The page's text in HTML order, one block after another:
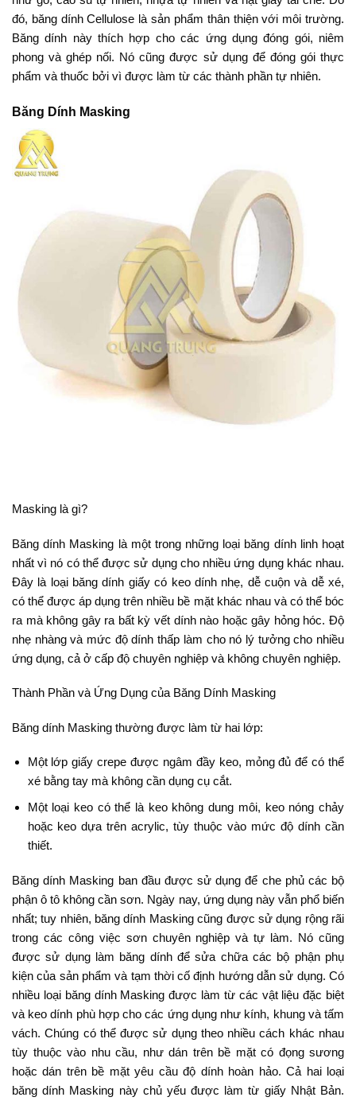
đó, băng dính Cellulose là sản phẩm thân thiện với môi trường.
Băng dính này thích hợp cho các ứng dụng đóng gói, niêm
phong và ghép nối. Nó cũng được sử dụng để đóng gói thực
phẩm và thuốc bởi vì được làm từ các thành phần tự nhiên.
Băng Dính Masking
Masking là gì?
Băng dính Masking là một trong những loại băng dính linh hoạt
nhất vì nó có thể được sử dụng cho nhiều ứng dụng khác nhau.
Đây là loại băng dính giấy có keo dính nhẹ, dễ cuộn và dễ xé,
có thể được áp dụng trên nhiều bề mặt khác nhau và có thể bóc
ra mà không gây ra bất kỳ vết dính nào hoặc gây hỏng hóc. Độ
nhẹ nhàng và mức độ dính thấp làm cho nó lý tưởng cho nhiều
ứng dụng, cả ở cấp độ chuyên nghiệp và không chuyên nghiệp.
Thành Phần và Ứng Dụng của Băng Dính Masking
Băng dính Masking thường được làm từ hai lớp:
Một lớp giấy crepe được ngâm đầy keo, mỏng đủ để có thể
xé bằng tay mà không cần dụng cụ cắt.
Một loại keo có thể là keo không dung môi, keo nóng chảy
hoặc keo dựa trên acrylic, tùy thuộc vào mức độ dính cần
thiết.
Băng dính Masking ban đầu được sử dụng để che phủ các bộ
phận ô tô không cần sơn. Ngày nay, ứng dụng này vẫn phổ biến
nhất; tuy nhiên, băng dính Masking cũng được sử dụng rộng rãi
trong các công việc sơn chuyên nghiệp và tự làm. Nó cũng
được sử dụng làm băng dính để sửa chữa các bộ phận phụ
kiện của sản phẩm và tạm thời cố định hướng dẫn sử dụng. Có
nhiều loại băng dính Masking được làm từ các vật liệu đặc biệt
và keo dính phù hợp cho các ứng dụng như kính, khung và tấm
vách. Chúng có thể được sử dụng theo nhiều cách khác nhau
tùy thuộc vào nhu cầu, như dán trên bề mặt có đọng sương
hoặc dán trên bề mặt yêu cầu độ dính hoàn hảo. Cả hai loại
băng dính Masking này chủ yếu được làm từ giấy Nhật Bản.